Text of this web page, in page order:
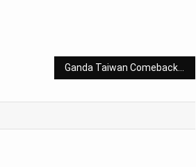
Ganda Taiwan Comeback, Kevin/Rahmat Tersingkir dari Korea Masters 2023